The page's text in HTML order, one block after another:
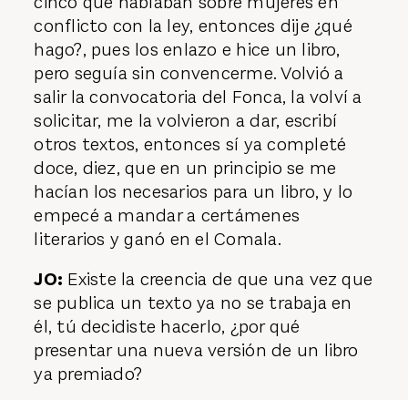
conflicto con la ley, entonces dije ¿qué
hago?, pues los enlazo e hice un libro,
pero seguía sin convencerme. Volvió a
salir la convocatoria del Fonca, la volví a
solicitar, me la volvieron a dar, escribí
otros textos, entonces sí ya completé
doce, diez, que en un principio se me
hacían los necesarios para un libro, y lo
empecé a mandar a certámenes
literarios y ganó en el Comala.
JO: Existe la creencia de que una vez que
se publica un texto ya no se trabaja en
él, tú decidiste hacerlo, ¿por qué
presentar una nueva versión de un libro
ya premiado?